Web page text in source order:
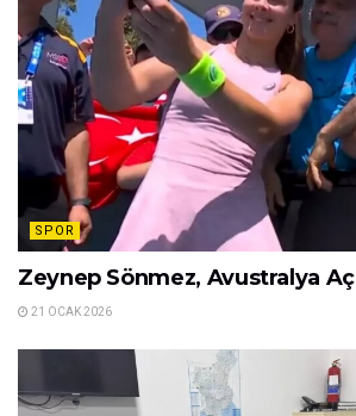
SPOR
Zeynep Sönmez, Avustralya
21 OCAK 2026